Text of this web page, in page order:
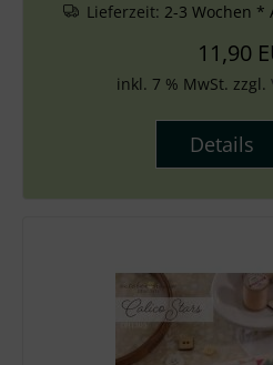
Lieferzeit: 2-3 Wochen *
11,90
inkl. 7 % MwSt. zzgl.
Details